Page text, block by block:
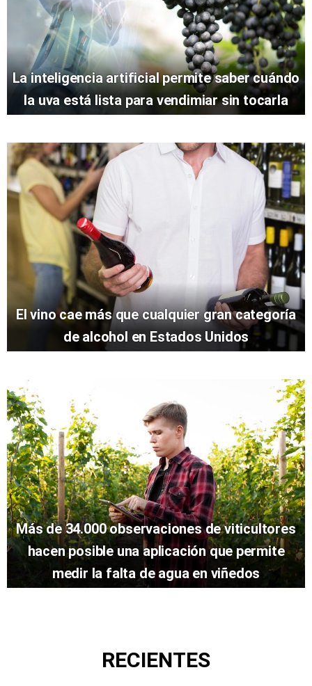
La inteligencia artificial permite saber cuándo
la uva está lista para vendimiar sin tocarla
El vino cae más que cualquier gran categoría
de alcohol en Estados Unidos
Más de 34.000 observaciones de viticultores
hacen posible una aplicación que permite
medir la falta de agua en viñedos
RECIENTES